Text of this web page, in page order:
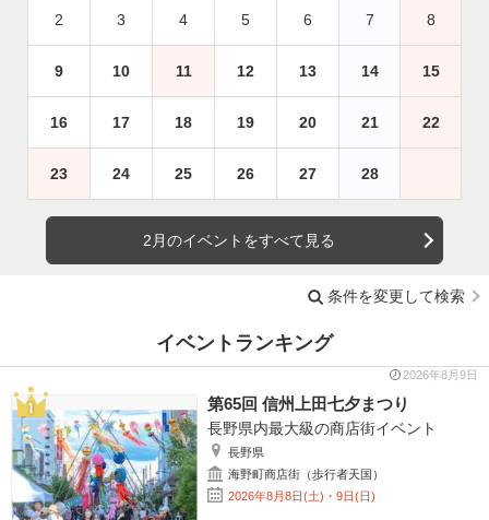
2 3 4 5 6 7 8
9 10 11 12 13 14 15
16 17 18 19 20 21 22
23 24 25 26 27 28
2月のイベントをすべて見る
条件を変更して検索
イベントランキング
2026年8月9日
第65回 信州上田七夕まつり
長野県内最大級の商店街イベント
長野県
海野町商店街（歩行者天国）
2026年8月8日(土)・9日(日)